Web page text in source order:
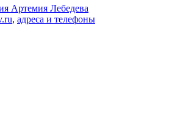
Артемия Лебедева
, адреса и телефоны